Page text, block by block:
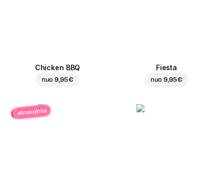
Chicken BBQ
nuo9,95 €
Fiesta
nuo9,95 €
atnaujinta